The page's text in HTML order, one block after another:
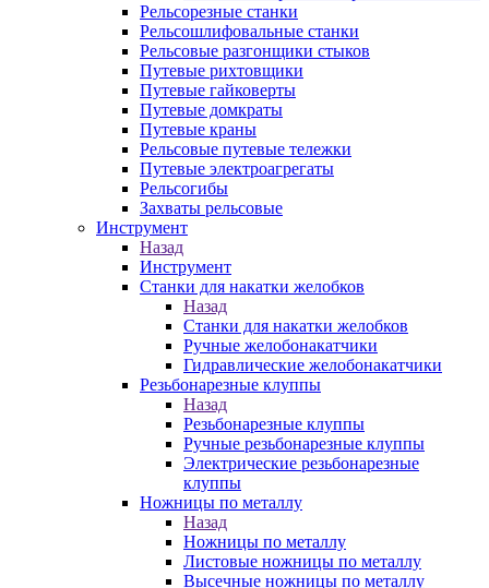
Рельсорезные станки
Рельсошлифовальные станки
Рельсовые разгонщики стыков
Путевые рихтовщики
Путевые гайковерты
Путевые домкраты
Путевые краны
Рельсовые путевые тележки
Путевые электроагрегаты
Рельсогибы
Захваты рельсовые
Инструмент
Назад
Инструмент
Станки для накатки желобков
Назад
Станки для накатки желобков
Ручные желобонакатчики
Гидравлические желобонакатчики
Резьбонарезные клуппы
Назад
Резьбонарезные клуппы
Ручные резьбонарезные клуппы
Электрические резьбонарезные
клуппы
Ножницы по металлу
Назад
Ножницы по металлу
Листовые ножницы по металлу
Высечные ножницы по металлу